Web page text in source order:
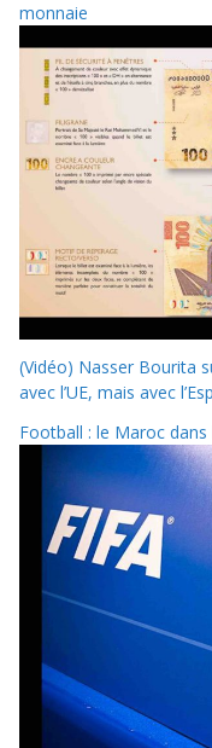
monnaie
(Vidéo) Nasser Bourita
avec l’UE, mais avec
Football : le Maroc